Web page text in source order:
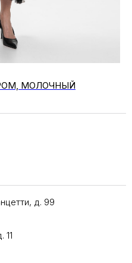
МОЛОЧНЫЙ
д. 99
11